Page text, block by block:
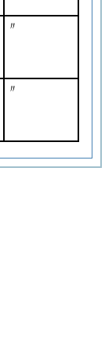
〃
〃